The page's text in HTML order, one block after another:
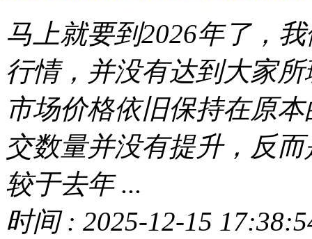
马上就要到2026年了，
行情，并没有达到大家
市场价格依旧保持在原
交数量并没有提升，反
较于去年 ...
时间 : 2025-12-15